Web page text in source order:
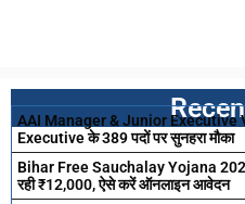
AAI Manager & Junior
Executive के 389 पदों पर सुनहरा मौका
Bihar Free Sauchalay Yojana
रही ₹12,000, ऐसे करें ऑनलाइन आवेदन